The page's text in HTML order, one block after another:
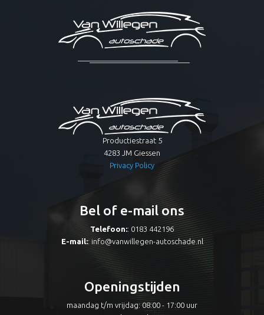
Productiestraat 5
4283 JM Giessen
Privacy Policy
Bel of e-mail ons
Telefoon:: 0183 442196
E-mail:: info@vanwillegen-autoschade.nl
Openingstijden
maandag t/m vrijdag: 08:00 - 17:00 uur